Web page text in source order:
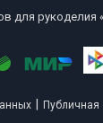
для рукоделия
Публичная